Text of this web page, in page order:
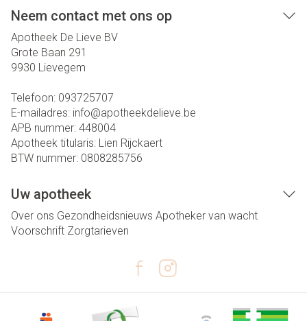
Neem contact met ons op
Apotheek De Lieve BV
Grote Baan 291
9930 Lievegem
Telefoon: 093725707
E-mailadres: info@apotheekdelieve.be
APB nummer: 448004
Apotheek titularis: Lien Rijckaert
BTW nummer: 0808285756
Uw apotheek
Over ons Gezondheidsnieuws Apotheker van wacht
Voorschrift Zorgtarieven